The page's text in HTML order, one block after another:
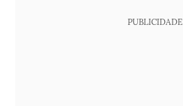
PUBLICIDADE